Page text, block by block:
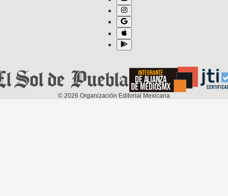
© 2026 Organización Editorial Mexicana